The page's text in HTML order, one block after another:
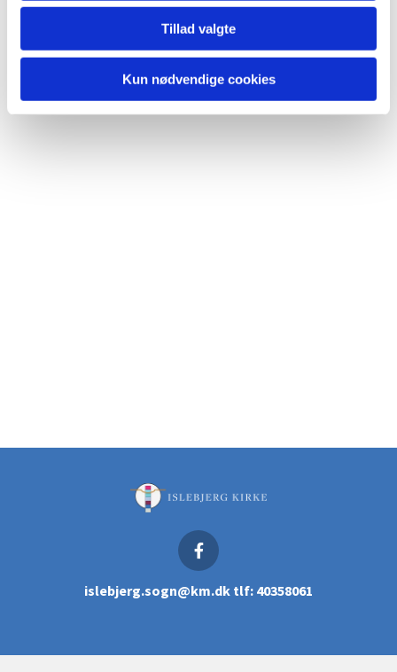
Tillad valgte
Kun nødvendige cookies
islebjerg.sogn@km.dk tlf: 40358061